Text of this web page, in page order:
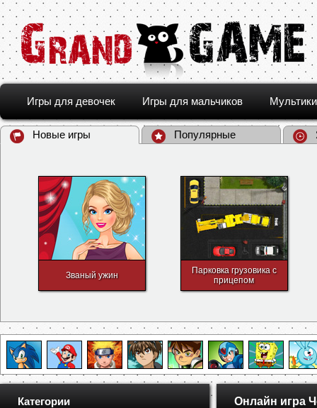
Игры для девочек Игры для мальчиков Мультики
Новые игры Популярные
Званый ужин
Парковка грузовика с
прицепом
Категории Онлайн игра